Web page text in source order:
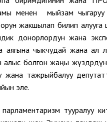
менен мыйзам чыгаруу
жакшылап билип
донорлордун жана
чыкчудай жана ал
алыс болгон жаңы
жана тажрыйбалуу
эле.
тууралуу